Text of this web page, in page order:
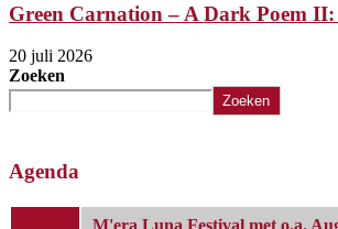
Green Carnation – A Dark Poem II:
20 juli 2026
Zoeken
Zoeken
Agenda